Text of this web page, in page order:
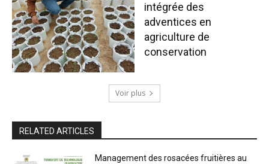
intégrée des
adventices en
agriculture de
conservation
Voir plus
RELATED ARTICLES
Management des rosacées fruitières au